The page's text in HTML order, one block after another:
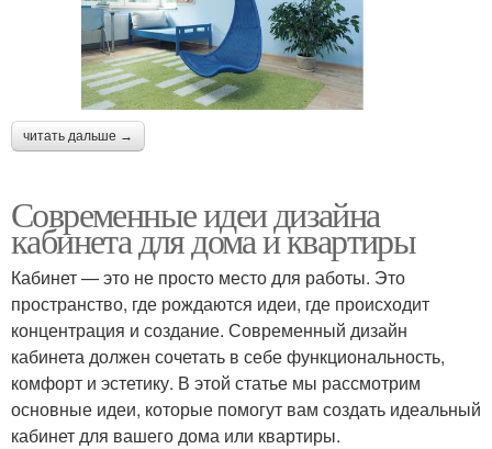
читать дальше →
Современные идеи дизайна
кабинета для дома и квартиры
Кабинет — это не просто место для работы. Это
пространство, где рождаются идеи, где происходит
концентрация и создание. Современный дизайн
кабинета должен сочетать в себе функциональность,
комфорт и эстетику. В этой статье мы рассмотрим
основные идеи, которые помогут вам создать идеальный
кабинет для вашего дома или квартиры.